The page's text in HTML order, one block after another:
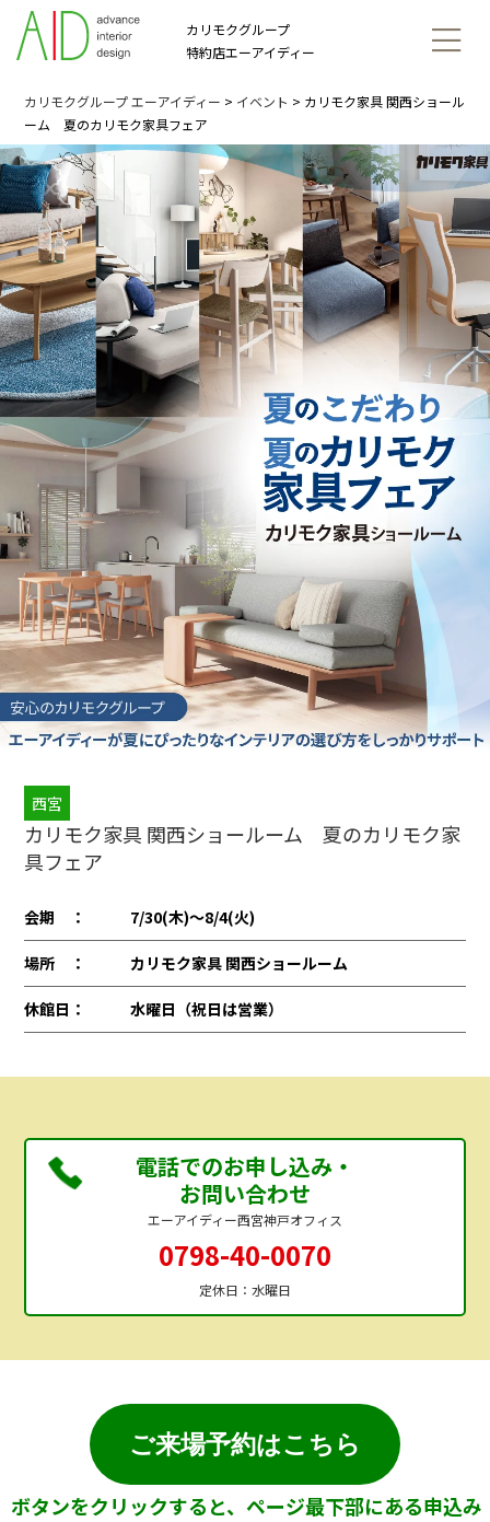
カリモクグループ
特約店エーアイディー
カリモクグループ エーアイディー > イベント > カリモク家具 関西ショール
ーム 夏のカリモク家具フェア
西宮
カリモク家具 関西ショールーム 夏のカリモク家
具フェア
会期 ： 7/30(木)〜8/4(火)
場所 ： カリモク家具 関西ショールーム
休館日： 水曜日（祝日は営業）
電話でのお申し込み・
お問い合わせ
エーアイディー西宮神戸オフィス
0798-40-0070
定休日：水曜日
ご来場予約はこちら
ボタンをクリックすると、ページ最下部にある申込み